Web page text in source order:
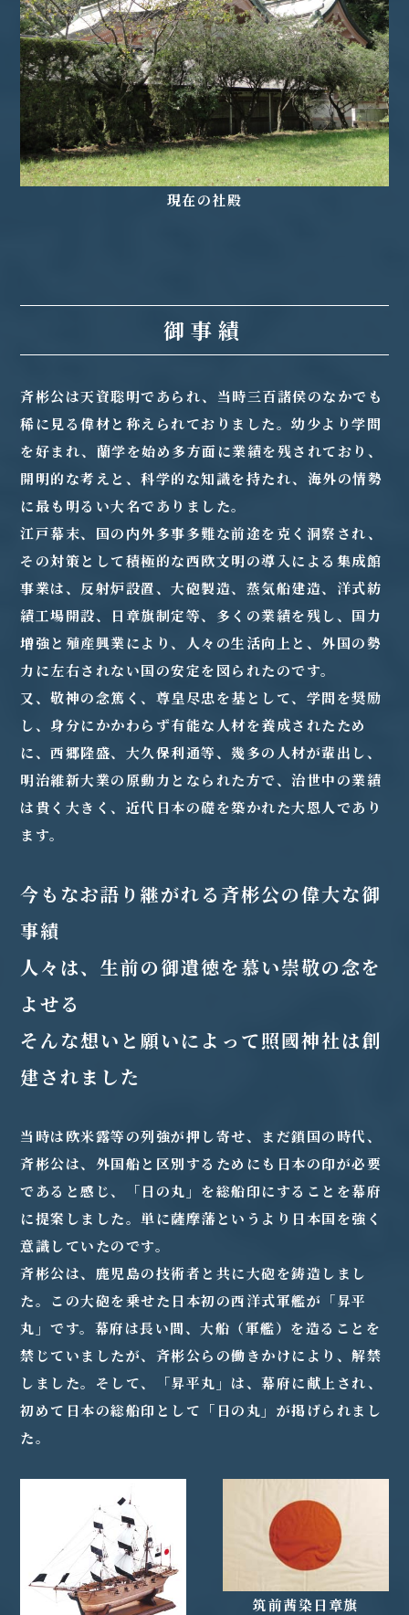
現在の社殿
御事績
斉彬公は天資聡明であられ、当時三百諸侯のなかでも
稀に見る偉材と称えられておりました。幼少より学問
を好まれ、蘭学を始め多方面に業績を残されており、
開明的な考えと、科学的な知識を持たれ、海外の情勢
に最も明るい大名でありました。
江戸幕末、国の内外多事多難な前途を克く洞察され、
その対策として積極的な西欧文明の導入による集成館
事業は、反射炉設置、大砲製造、蒸気船建造、洋式紡
績工場開設、日章旗制定等、多くの業績を残し、国力
増強と殖産興業により、人々の生活向上と、外国の勢
力に左右されない国の安定を図られたのです。
又、敬神の念篤く、尊皇尽忠を基として、学問を奨励
し、身分にかかわらず有能な人材を養成されたため
に、西郷隆盛、大久保利通等、幾多の人材が輩出し、
明治維新大業の原動力となられた方で、治世中の業績
は貴く大きく、近代日本の礎を築かれた大恩人であり
ます。
今もなお語り継がれる斉彬公の偉大な御
事績
人々は、生前の御遺徳を慕い崇敬の念を
よせる
そんな想いと願いによって照國神社は創
建されました
当時は欧米露等の列強が押し寄せ、まだ鎖国の時代、
斉彬公は、外国船と区別するためにも日本の印が必要
であると感じ、「日の丸」を総船印にすることを幕府
に提案しました。単に薩摩藩というより日本国を強く
意識していたのです。
斉彬公は、鹿児島の技術者と共に大砲を鋳造しまし
た。この大砲を乗せた日本初の西洋式軍艦が「昇平
丸」です。幕府は長い間、大船（軍艦）を造ることを
禁じていましたが、斉彬公らの働きかけにより、解禁
しました。そして、「昇平丸」は、幕府に献上され、
初めて日本の総船印として「日の丸」が掲げられまし
た。
筑前茜染日章旗